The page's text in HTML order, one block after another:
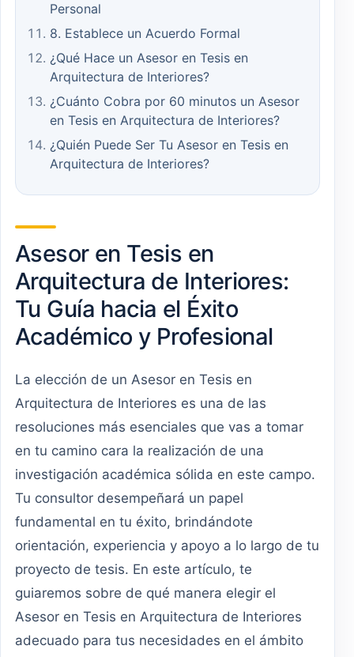
Personal
8. Establece un Acuerdo Formal
¿Qué Hace un Asesor en Tesis en
Arquitectura de Interiores?
¿Cuánto Cobra por 60 minutos un Asesor
en Tesis en Arquitectura de Interiores?
¿Quién Puede Ser Tu Asesor en Tesis en
Arquitectura de Interiores?
Asesor en Tesis en
Arquitectura de Interiores:
Tu Guía hacia el Éxito
Académico y Profesional
La elección de un Asesor en Tesis en
Arquitectura de Interiores es una de las
resoluciones más esenciales que vas a tomar
en tu camino cara la realización de una
investigación académica sólida en este campo.
Tu consultor desempeñará un papel
fundamental en tu éxito, brindándote
orientación, experiencia y apoyo a lo largo de tu
proyecto de tesis. En este artículo, te
guiaremos sobre de qué manera elegir el
Asesor en Tesis en Arquitectura de Interiores
adecuado para tus necesidades en el ámbito